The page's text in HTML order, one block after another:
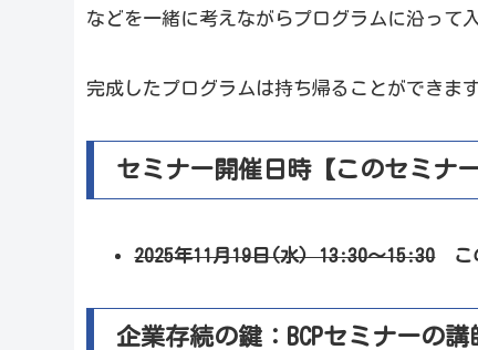
などを一緒に考えながらプログラムに沿って
完成したプログラムは持ち帰ることができます
セミナー開催日時【このセミナ
2025年11月19日(水) 13:30〜15:30こ
企業存続の鍵：BCPセミナーの講